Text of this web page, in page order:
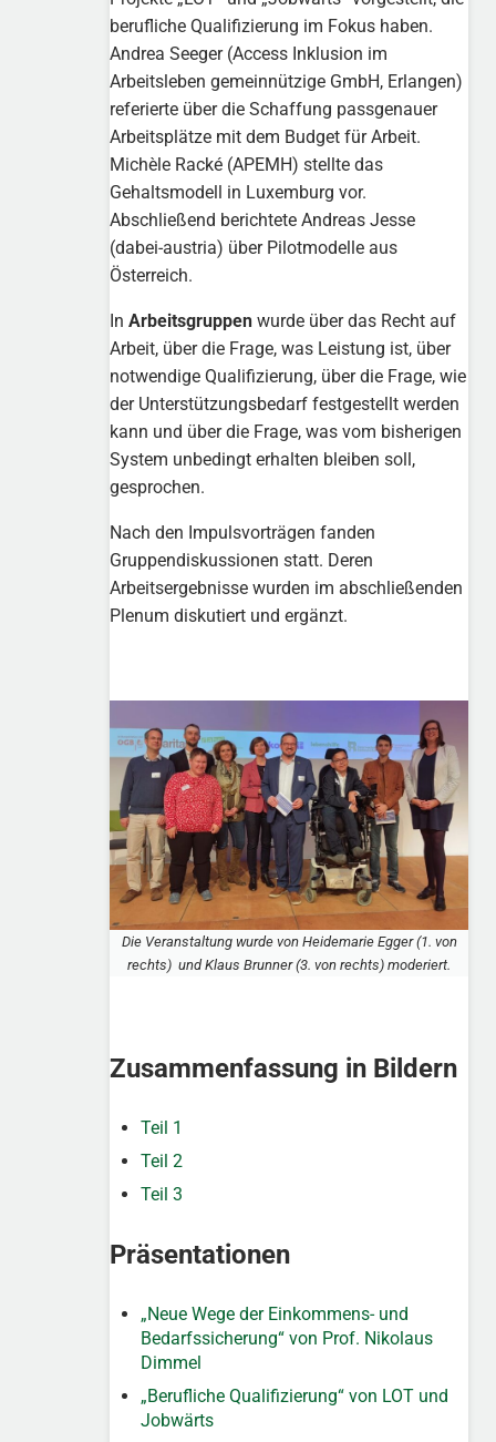
berufliche Qualifizierung im Fokus haben.
Andrea Seeger (Access Inklusion im
Arbeitsleben gemeinnützige GmbH, Erlangen)
referierte über die Schaffung passgenauer
Arbeitsplätze mit dem Budget für Arbeit.
Michèle Racké (APEMH) stellte das
Gehaltsmodell in Luxemburg vor.
Abschließend berichtete Andreas Jesse
(dabei-austria) über Pilotmodelle aus
Österreich.
InArbeitsgruppen wurde über das Recht auf
Arbeit, über die Frage, was Leistung ist, über
notwendige Qualifizierung, über die Frage, wie
der Unterstützungsbedarf festgestellt werden
kann und über die Frage, was vom bisherigen
System unbedingt erhalten bleiben soll,
gesprochen.
Nach den Impulsvorträgen fanden
Gruppendiskussionen statt. Deren
Arbeitsergebnisse wurden im abschließenden
Plenum diskutiert und ergänzt.
Die Veranstaltung wurde von Heidemarie Egger (1. von
rechts) und Klaus Brunner (3. von rechts) moderiert.
Zusammenfassung in Bildern
Teil 1
Teil 2
Teil 3
Präsentationen
„Neue Wege der Einkommens- und
Bedarfssicherung“ von Prof. Nikolaus
Dimmel
„Berufliche Qualifizierung“ von LOT und
Jobwärts